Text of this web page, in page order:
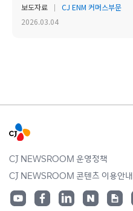
보도자료
CJ ENM 커머스부문
2026.03.04
CJ NEWSROOM 운영정책
CJ NEWSROOM 콘텐츠 이용안내